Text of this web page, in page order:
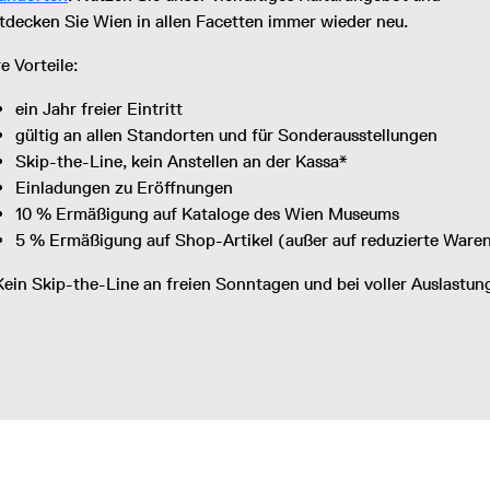
Sie Wien in allen Facetten immer wieder neu.
Vorteile:
ein Jahr freier Eintritt
gültig an allen Standorten und für Sonderausstellungen
Skip-the-Line, kein Anstellen an der Kassa*
Einladungen zu Eröffnungen
10 % Ermäßigung auf Kataloge des Wien Museums
5 % Ermäßigung auf Shop-Artikel (außer auf reduzierte
Skip-the-Line an freien Sonntagen und bei voller